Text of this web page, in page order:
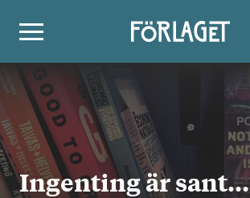
Ingenting är sant…